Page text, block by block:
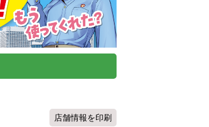
店舗情報を印刷